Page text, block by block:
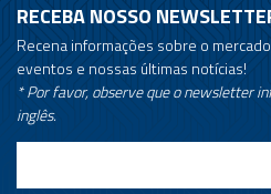
RECEBA NOSSO
Recena informações sobre o
eventos e nossas últimas notícias!
* Por favor, observe que o newsletter
inglês.